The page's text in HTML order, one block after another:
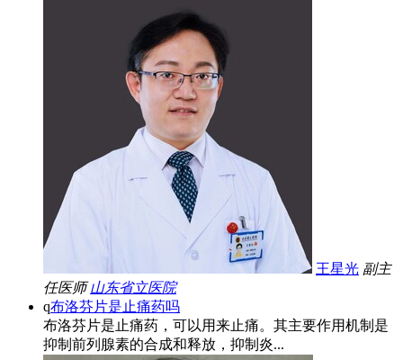
王星光 副主
任医师 山东省立医院
q布洛芬片是止痛药吗
布洛芬片是止痛药，可以用来止痛。其主要作用机制是
抑制前列腺素的合成和释放，抑制炎...